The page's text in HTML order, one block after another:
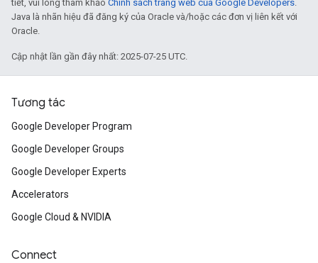
tiết, vui lòng tham khảo Chính sách trang web của Google Developers.
Java là nhãn hiệu đã đăng ký của Oracle và/hoặc các đơn vị liên kết với
Oracle.
Cập nhật lần gần đây nhất: 2025-07-25 UTC.
Tương tác
Google Developer Program
Google Developer Groups
Google Developer Experts
Accelerators
Google Cloud & NVIDIA
Connect